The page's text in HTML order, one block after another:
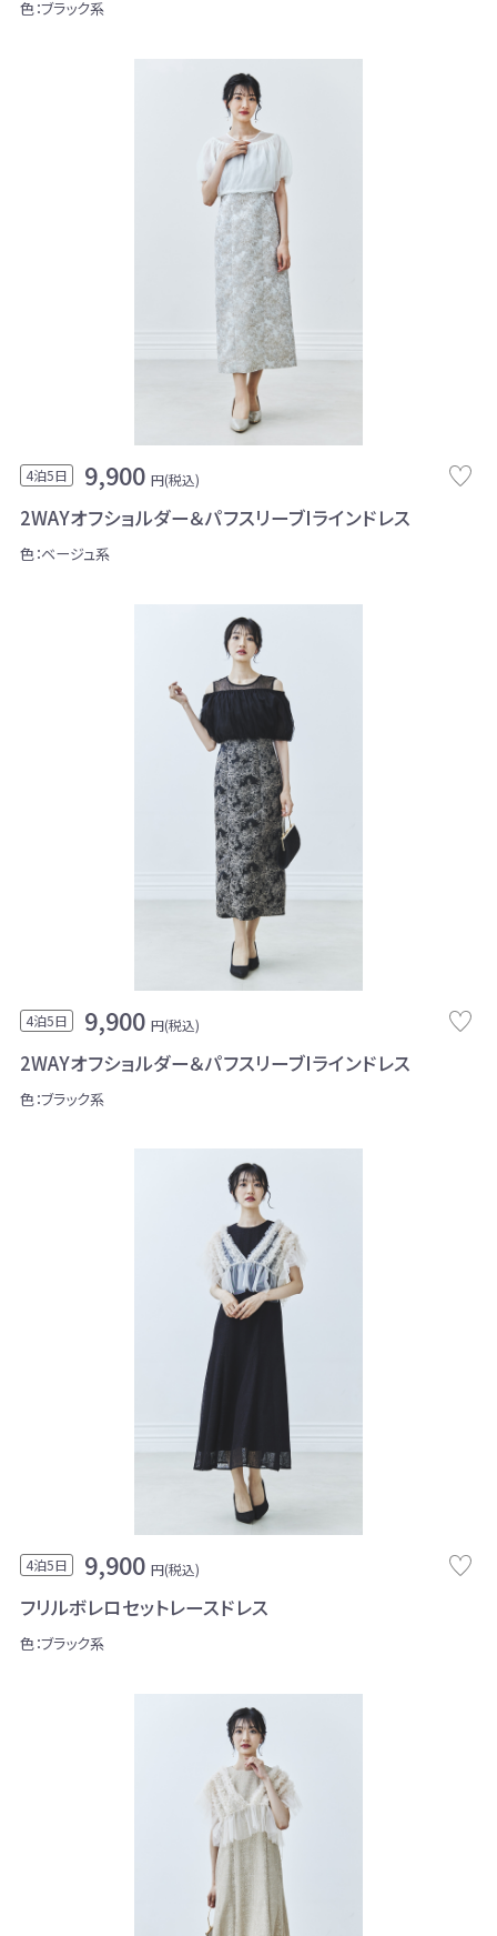
色：ブラック系
4泊5日 9,900 円(税込)
2WAYオフショルダー＆パフスリーブIラインドレス
色：ベージュ系
4泊5日 9,900 円(税込)
2WAYオフショルダー＆パフスリーブIラインドレス
色：ブラック系
4泊5日 9,900 円(税込)
フリルボレロセットレースドレス
色：ブラック系